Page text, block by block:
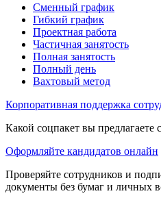
Сменный график
Гибкий график
Проектная работа
Частичная занятость
Полная занятость
Полный день
Вахтовый метод
Корпоративная поддержка
Какой соцпакет вы
Оформляйте кандидатов онлайн
Проверяйте сотрудников и
документы без бумаг и личных